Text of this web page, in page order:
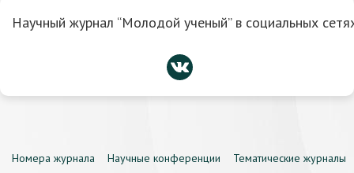
Научный журнал “Молодой ученый” в социальных
Номера журнала Научные конференции
Тематические журналы